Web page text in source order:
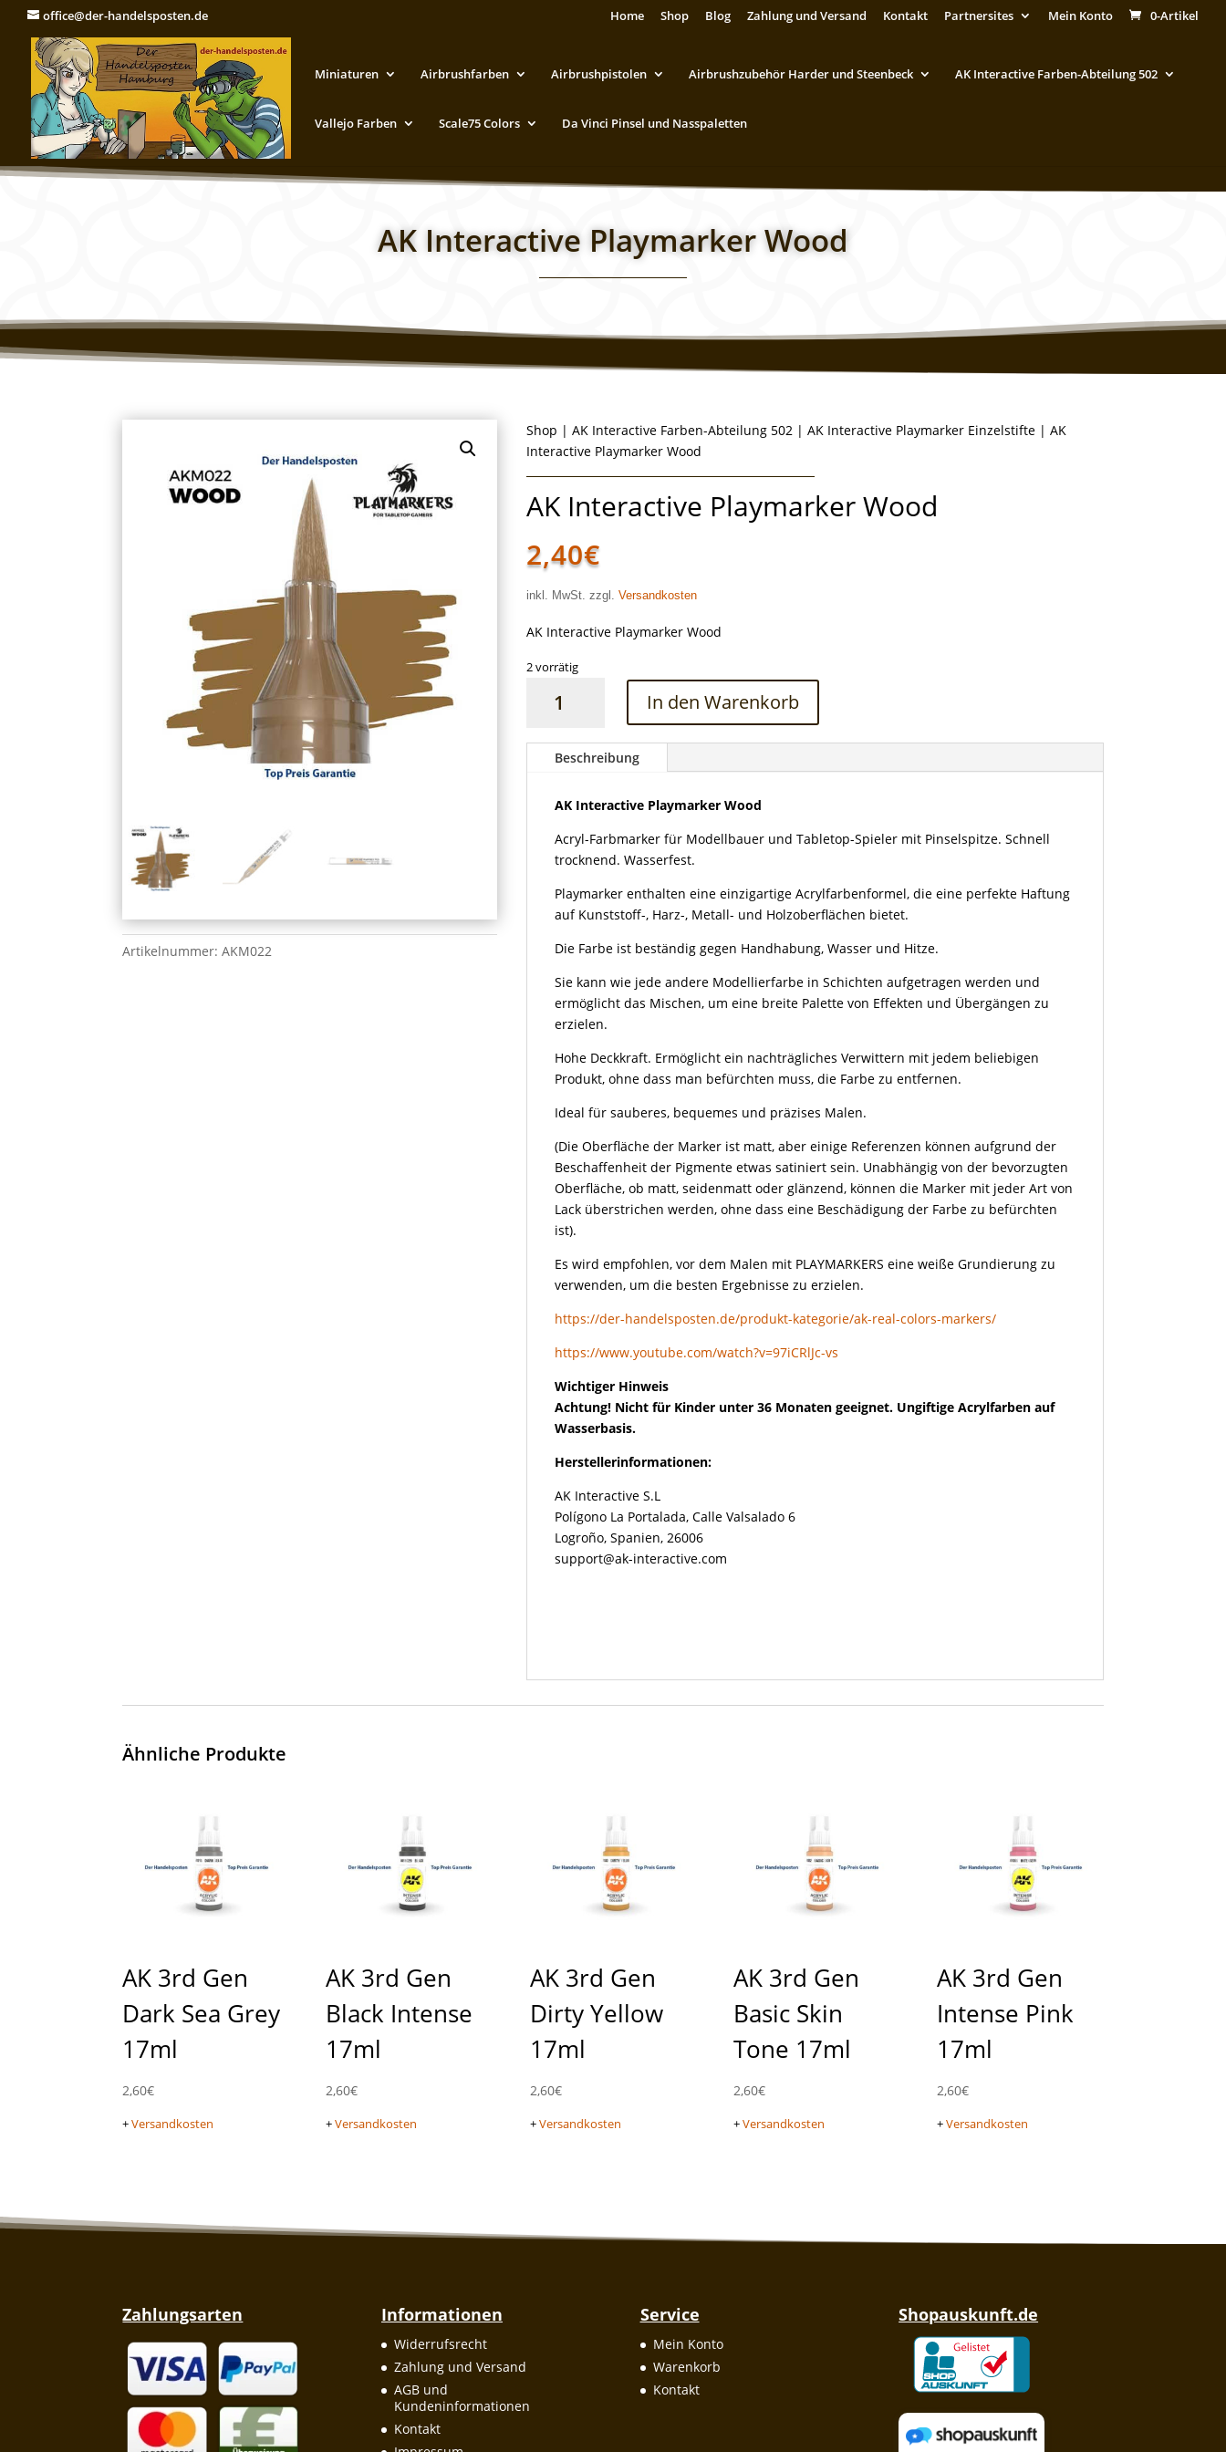
office@der-handelsposten.de Home Shop Blog Zahlung und Versand Kontakt Partnersites Mein Konto 0-Artikel
Miniaturen Airbrushfarben Airbrushpistolen Airbrushzubehör Harder und Steenbeck AK Interactive Farben-Abteilung 502
Vallejo Farben Scale75 Colors Da Vinci Pinsel und Nasspaletten
AK Interactive Playmarker Wood
Artikelnummer:AKM022
Shop |AK Interactive Farben-Abteilung 502 |AK Interactive Playmarker Einzelstifte | AK
Interactive Playmarker Wood
AK Interactive Playmarker Wood
2,40€
inkl. MwSt. zzgl.Versandkosten
AK Interactive Playmarker Wood
2 vorrätig
Interactive
Wood
In den Warenkorb
Beschreibung
AK Interactive Playmarker Wood
Acryl-Farbmarker für Modellbauer und Tabletop-Spieler mit Pinselspitze. Schnell
trocknend. Wasserfest.
Playmarker enthalten eine einzigartige Acrylfarbenformel, die eine perfekte Haftung
auf Kunststoff-, Harz-, Metall- und Holzoberflächen bietet.
Die Farbe ist beständig gegen Handhabung, Wasser und Hitze.
Sie kann wie jede andere Modellierfarbe in Schichten aufgetragen werden und
ermöglicht das Mischen, um eine breite Palette von Effekten und Übergängen zu
erzielen.
Hohe Deckkraft. Ermöglicht ein nachträgliches Verwittern mit jedem beliebigen
Produkt, ohne dass man befürchten muss, die Farbe zu entfernen.
Ideal für sauberes, bequemes und präzises Malen.
(Die Oberfläche der Marker ist matt, aber einige Referenzen können aufgrund der
Beschaffenheit der Pigmente etwas satiniert sein. Unabhängig von der bevorzugten
Oberfläche, ob matt, seidenmatt oder glänzend, können die Marker mit jeder Art von
Lack überstrichen werden, ohne dass eine Beschädigung der Farbe zu befürchten
ist).
Es wird empfohlen, vor dem Malen mit PLAYMARKERS eine weiße Grundierung zu
verwenden, um die besten Ergebnisse zu erzielen.
https://der-handelsposten.de/produkt-kategorie/ak-real-colors-markers/
https://www.youtube.com/watch?v=97iCRlJc-vs
Wichtiger Hinweis
Achtung! Nicht für Kinder unter 36 Monaten geeignet. Ungiftige Acrylfarben auf
Wasserbasis.
Herstellerinformationen:
AK Interactive S.L
Polígono La Portalada, Calle Valsalado 6
Logroño, Spanien, 26006
support@ak-interactive.com
Ähnliche Produkte
AK 3rd Gen
Dark Sea Grey
17ml
2,60€
+Versandkosten
AK 3rd Gen
Black Intense
17ml
2,60€
+Versandkosten
AK 3rd Gen
Dirty Yellow
17ml
2,60€
+Versandkosten
AK 3rd Gen
Basic Skin
Tone 17ml
2,60€
+Versandkosten
AK 3rd Gen
Intense Pink
17ml
2,60€
+Versandkosten
Zahlungsarten Informationen
Widerrufsrecht
Zahlung und Versand
AGB und
Kundeninformationen
Kontakt
Service
Mein Konto
Warenkorb
Kontakt
Shopauskunft.de